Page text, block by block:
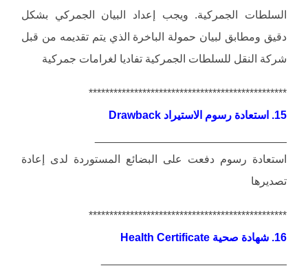
السلطات الجمركية. ويجب إعداد البيان الجمركي بشكل
دقيق ومطابق لبيان حمولة الباخرة الذي يتم تقديمه من قبل
شركة النقل للسلطات الجمركية تفاديا لغرامات جمركية
************************************************
15. استعادة رسوم الاستيراد Drawback
استعادة رسوم دفعت على البضائع المستوردة لدى إعادة
تصديرها
************************************************
16. شهادة صحية Health Certificate